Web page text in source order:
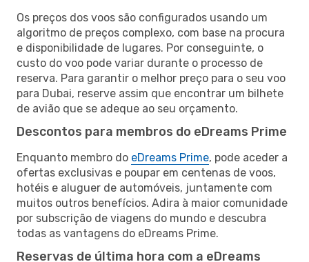
Os preços dos voos são configurados usando um
algoritmo de preços complexo, com base na procura
e disponibilidade de lugares. Por conseguinte, o
custo do voo pode variar durante o processo de
reserva. Para garantir o melhor preço para o seu voo
para Dubai, reserve assim que encontrar um bilhete
de avião que se adeque ao seu orçamento.
Descontos para membros do eDreams Prime
Enquanto membro do eDreams Prime, pode aceder a
ofertas exclusivas e poupar em centenas de voos,
hotéis e aluguer de automóveis, juntamente com
muitos outros benefícios. Adira à maior comunidade
por subscrição de viagens do mundo e descubra
todas as vantagens do eDreams Prime.
Reservas de última hora com a eDreams